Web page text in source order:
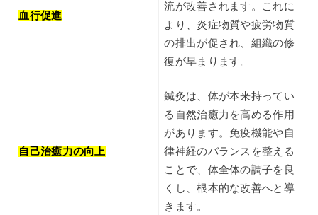
血行促進
流が改善されます。これに
より、炎症物質や疲労物質
の排出が促され、組織の修
復が早まります。
自己治癒力の向上
鍼灸は、体が本来持ってい
る自然治癒力を高める作用
があります。免疫機能や自
律神経のバランスを整える
ことで、体全体の調子を良
くし、根本的な改善へと導
きます。